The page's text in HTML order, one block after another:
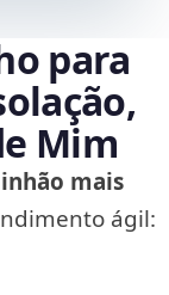
para
Mim
mais
ágil: